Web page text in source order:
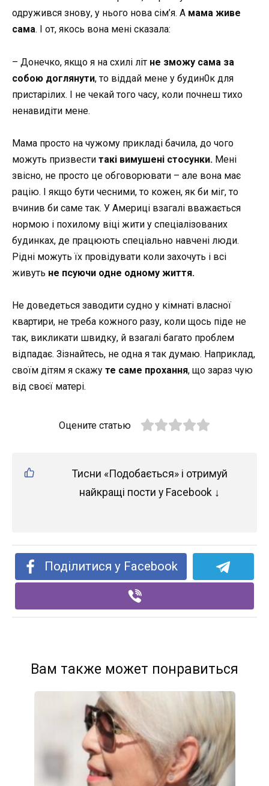
одружився знову, у нього нова сім’я. А мама живе
сама. І от, якось вона мені сказала:
– Донечко, якщо я на схилі літ не зможу сама за
собою доглянути, то віддай мене у будин0к для
пристарілих. І не чекай того часу, коли почнеш тихо
ненавидіти мене.
Мама просто на чужому прикладі бачила, до чого
можуть призвести такі вимушені стосунки. Мені
звісно, не просто це обговорювати – але вона має
рацію. І якщо бути чесними, то кожен, як би міг, то
вчинив би саме так. У Америці взагалі вважається
нормою і похилому віці жити у спеціалізованих
будинках, де працюють спеціально навчені люди.
Рідні можуть їх провідувати коли захочуть і всі
живуть не псуючи одне одному життя.
Не доведеться заводити судно у кімнаті власної
квартири, не треба кожного разу, коли щось піде не
так, викликати швидку, й взагалі багато проблем
відпадає. Зізнайтесь, не одна я так думаю. Наприклад,
своїм дітям я скажу те саме прохання, що зараз чую
від своєї матері.
Оцените статью
Тисни «Подобається» і отримуй
найкращі пости у Facebook ↓
Поділитися у Facebook
Вам также может понравиться